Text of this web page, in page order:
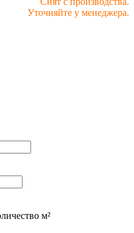
Уточняйте у менеджера.
м²